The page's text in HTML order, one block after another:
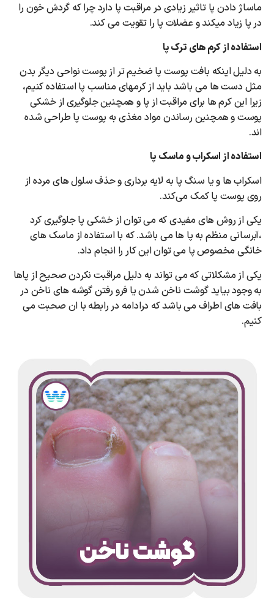
ماساژ دادن پا تاثیر زیادی در مراقبت پا دارد چرا که گردش خون را
در پا زیاد میکند و عضلات پا را تقویت می کند.
استفاده از کرم های ترک پا
به دلیل اینکه بافت پوست پا ضخیم تر از پوست نواحی دیگر بدن
مثل دست ها می باشد باید از کرمهای مناسب پا استفاده کنیم،
زیرا این کرم ها برای مراقبت از پا و همچنین جلوگیری از خشکی
پوست و همچنین رساندن مواد مغذی به پوست پا طراحی شده
اند.
استفاده از اسکراب و ماسک پا
اسکراب ها و یا سنگ پا به لایه برداری و حذف سلول های مرده از
روی پوست پا کمک می‌کند.
یکی از روش های مفیدی که می توان از خشکی پا جلوگیری کرد
،آبرسانی منظم به پا ها می باشد. که با استفاده از ماسک های
خانگی مخصوص پا می توان این کار را انجام داد.
یکی از مشکلاتی که می تواند به دلیل مراقبت نکردن صحیح از پاها
به وجود بیاید گوشت ناخن شدن یا فرو رفتن گوشه های ناخن در
بافت های اطراف می باشد که درادامه در رابطه با ان صحبت می
کنیم.